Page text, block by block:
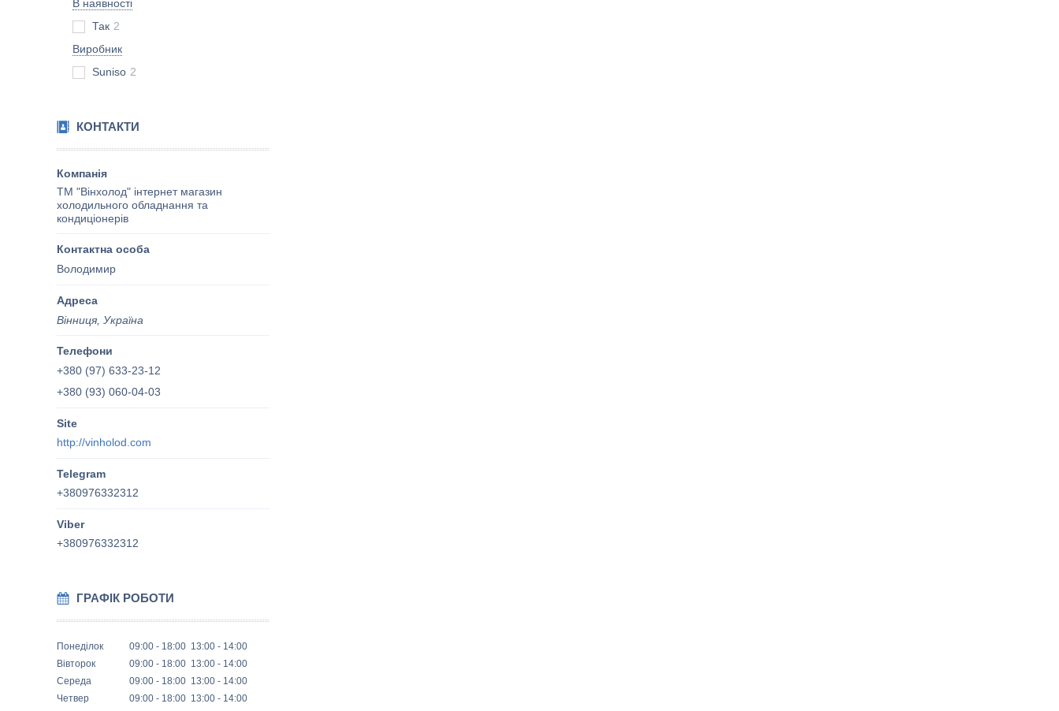
В наявності
Так 2
Виробник
Suniso 2
КОНТАКТИ
ТМ "Вінхолод" інтернет магазин
холодильного обладнання та
кондиціонерів
Володимир
Вінниця, Україна
+380 (97) 633-23-12
+380 (93) 060-04-03
http://vinholod.com
+380976332312
+380976332312
ГРАФІК РОБОТИ
Понеділок 09:00 18:00 13:00
14:00
Вівторок
09:00 18:00 13:00
14:00
Середа
09:00 18:00 13:00
14:00
Четвер
09:00 18:00 13:00
14:00